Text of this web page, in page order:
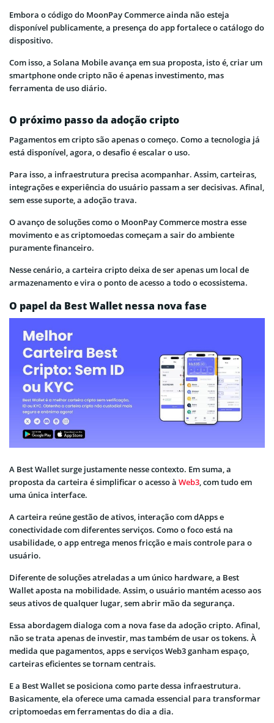
Embora o código do MoonPay Commerce ainda não esteja
disponível publicamente, a presença do app fortalece o catálogo do
dispositivo.
Com isso, a Solana Mobile avança em sua proposta, isto é, criar um
smartphone onde cripto não é apenas investimento, mas
ferramenta de uso diário.
O próximo passo da adoção cripto
Pagamentos em cripto são apenas o começo. Como a tecnologia já
está disponível, agora, o desafio é escalar o uso.
Para isso, a infraestrutura precisa acompanhar. Assim, carteiras,
integrações e experiência do usuário passam a ser decisivas. Afinal,
sem esse suporte, a adoção trava.
O avanço de soluções como o MoonPay Commerce mostra esse
movimento e as criptomoedas começam a sair do ambiente
puramente financeiro.
Nesse cenário, a carteira cripto deixa de ser apenas um local de
armazenamento e vira o ponto de acesso a todo o ecossistema.
O papel da Best Wallet nessa nova fase
A Best Wallet surge justamente nesse contexto. Em suma, a
proposta da carteira é simplificar o acesso à Web3 , com tudo em
uma única interface.
A carteira reúne gestão de ativos, interação com dApps e
conectividade com diferentes serviços. Como o foco está na
usabilidade, o app entrega menos fricção e mais controle para o
usuário.
Diferente de soluções atreladas a um único hardware, a Best
Wallet aposta na mobilidade. Assim, o usuário mantém acesso aos
seus ativos de qualquer lugar, sem abrir mão da segurança.
Essa abordagem dialoga com a nova fase da adoção cripto. Afinal,
não se trata apenas de investir, mas também de usar os tokens. À
medida que pagamentos, apps e serviços Web3 ganham espaço,
carteiras eficientes se tornam centrais.
E a Best Wallet se posiciona como parte dessa infraestrutura.
Basicamente, ela oferece uma camada essencial para transformar
criptomoedas em ferramentas do dia a dia.